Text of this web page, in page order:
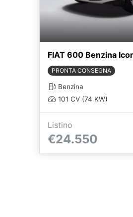
FIAT 600 Benzina
PRONTA CONSEGNA
Benzina
101 CV (74 KW)
Listino
€24.550